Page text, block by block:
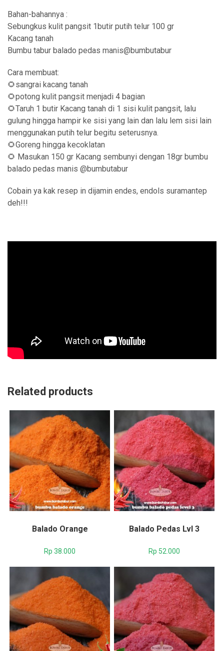
Bahan-bahannya :
Sebungkus kulit pangsit 1butir putih telur 100 gr
Kacang tanah
Bumbu tabur balado pedas manis@bumbutabur
Cara membuat:
🌻sangrai kacang tanah
🌻potong kulit pangsit menjadi 4 bagian
🌻Taruh 1 butir Kacang tanah di 1 sisi kulit pangsit, lalu
gulung hingga hampir ke sisi yang lain dan lalu lem sisi lain
menggunakan putih telur begitu seterusnya.
🌻Goreng hingga kecoklatan
🌻 Masukan 150 gr Kacang sembunyi dengan 18gr bumbu
balado pedas manis @bumbutabur
Cobain ya kak resep in dijamin endes, endols suramantep
deh!!!
Related products
Balado Orange
Rp 38.000
Balado Pedas Lvl 3
Rp 52.000